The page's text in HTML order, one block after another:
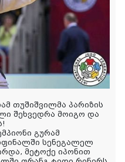
თუშიშვილმა პარიზის
შეხვედრა მოიგო და
გურამ
სენეგალელ
მეტოქე იპონით